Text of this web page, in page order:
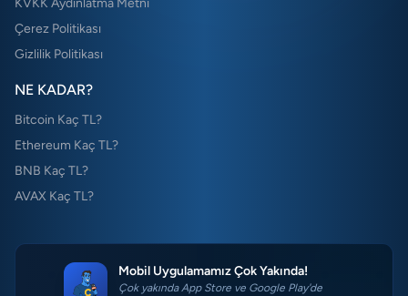
KVKK Aydınlatma Metni
Çerez Politikası
Gizlilik Politikası
NE KADAR?
Bitcoin Kaç TL?
Ethereum Kaç TL?
BNB Kaç TL?
AVAX Kaç TL?
Mobil Uygulamamız Çok Yakında!
Çok yakında App Store ve Google Play'de